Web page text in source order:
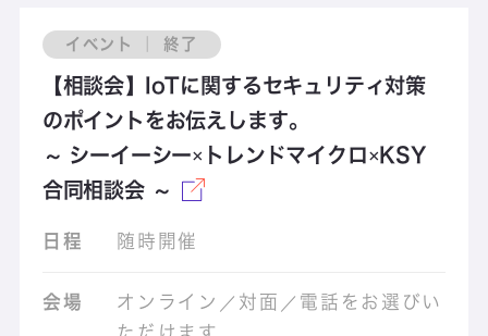
イベント ｜ 終了
【相談会】IoTに関するセキュリティ対策
のポイントをお伝えします。
～ シーイーシー×トレンドマイクロ×KSY
合同相談会 ～
日程 随時開催
会場
オンライン／対面／電話をお選びい
ただけます